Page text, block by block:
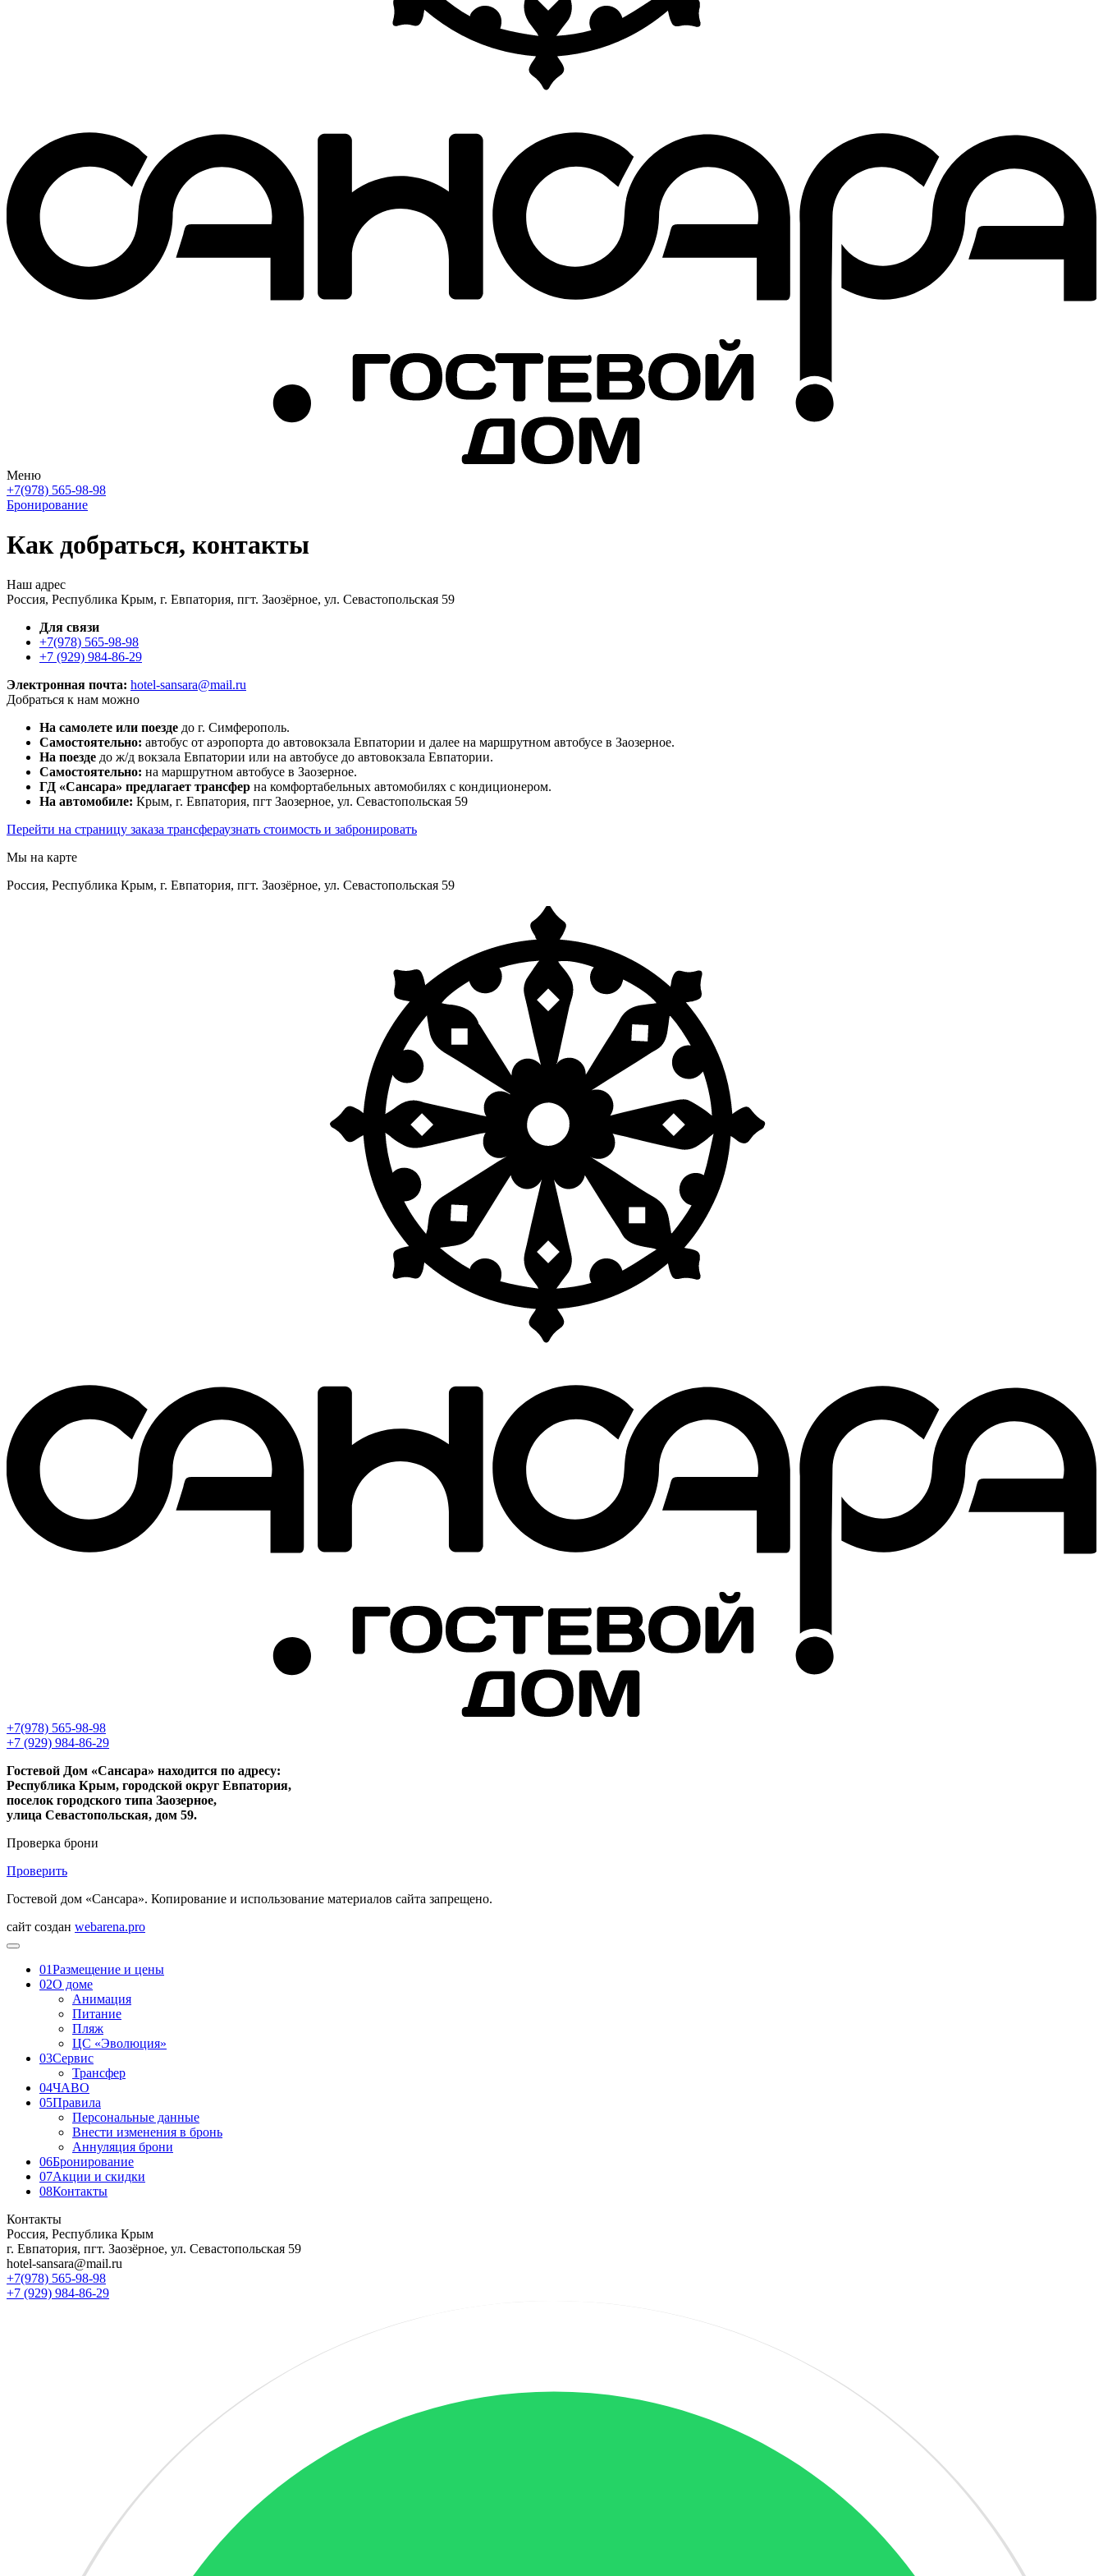
Меню
+7(978) 565-98-98
Бронирование
Как добраться, контакты
Наш адрес
Россия, Республика Крым, г. Евпатория, пгт. Заозёрное, ул. Севастопольская 59
Для связи
+7(978) 565-98-98
+7 (929) 984-86-29
Электронная почта: hotel-sansara@mail.ru
Добраться к нам можно
На самолете или поезде до г. Симферополь.
Самостоятельно: автобус от аэропорта до автовокзала Евпатории и далее на маршрутном автобусе в Заозерное.
На поезде до ж/д вокзала Евпатории или на автобусе до автовокзала Евпатории.
Самостоятельно: на маршрутном автобусе в Заозерное.
ГД «Сансара» предлагает трансфер на комфортабельных автомобилях с кондиционером.
На автомобиле: Крым, г. Евпатория, пгт Заозерное, ул. Севастопольская 59
Перейти на страницу заказа трансфераузнать стоимость и забронировать
Мы на карте
Россия, Республика Крым, г. Евпатория, пгт. Заозёрное, ул. Севастопольская 59
+7(978) 565-98-98
+7 (929) 984-86-29
Гостевой Дом «Сансара» находится по адресу:
Республика Крым, городской округ Евпатория,
поселок городского типа Заозерное,
улица Севастопольская, дом 59.
Проверка брони
Проверить
Гостевой дом «Сансара». Копирование и использование материалов сайта запрещено.
сайт создан webarena.pro
01Размещение и цены
02О доме
Анимация
Питание
Пляж
ЦС «Эволюция»
03Сервис
Трансфер
04ЧАВО
05Правила
Персональные данные
Внести изменения в бронь
Аннуляция брони
06Бронирование
07Акции и скидки
08Контакты
Контакты
Россия, Республика Крым
г. Евпатория, пгт. Заозёрное, ул. Севастопольская 59
hotel-sansara@mail.ru
+7(978) 565-98-98
+7 (929) 984-86-29